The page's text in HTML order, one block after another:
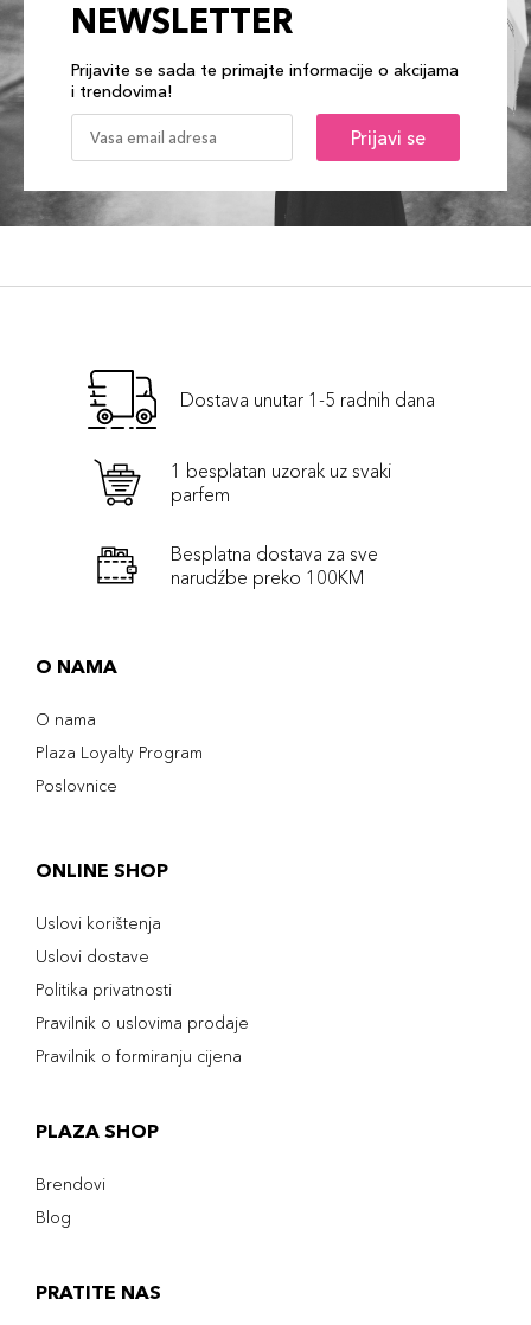
NEWSLETTER
Prijavite se sada te primajte informacije o akcijama
i trendovima!
Prijavi se
Dostava unutar 1-5 radnih dana
1 besplatan uzorak uz svaki
parfem
Besplatna dostava za sve
narudźbe preko 100KM
O NAMA
O nama
Plaza Loyalty Program
Poslovnice
ONLINE SHOP
Uslovi korištenja
Uslovi dostave
Politika privatnosti
Pravilnik o uslovima prodaje
Pravilnik o formiranju cijena
PLAZA SHOP
Brendovi
Blog
PRATITE NAS